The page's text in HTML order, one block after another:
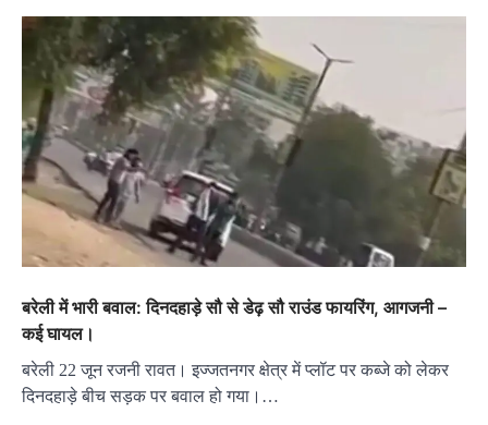
बरेली में भारी बवाल: दिनदहाड़े सौ से डेढ़ सौ राउंड फायरिंग, आगजनी –
कई घायल।
बरेली 22 जून रजनी रावत। इज्जतनगर क्षेत्र में प्लॉट पर कब्जे को लेकर
दिनदहाड़े बीच सड़क पर बवाल हो गया।…